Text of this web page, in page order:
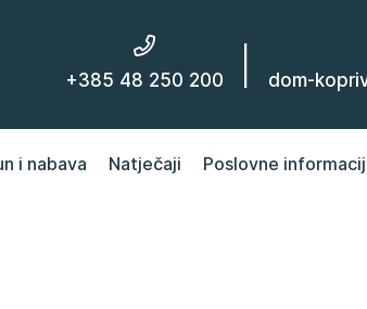
+385 48 250 200 dom-
i nabava Natječaji Poslovne